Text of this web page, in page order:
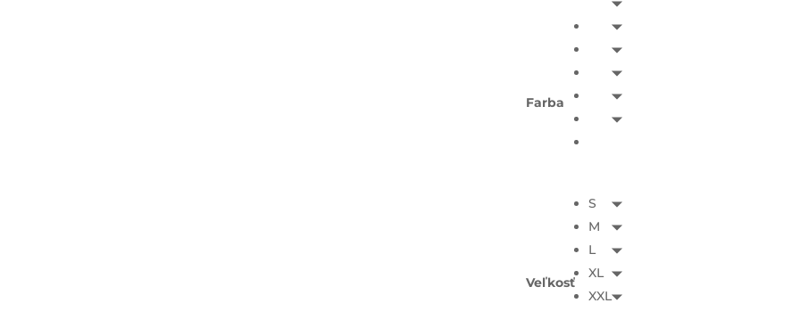
Farba
Veľkosť
S
M
L
XL
XXL